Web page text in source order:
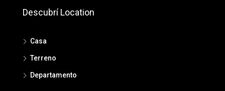
Descubrí Location
Casa
Terreno
Departamento